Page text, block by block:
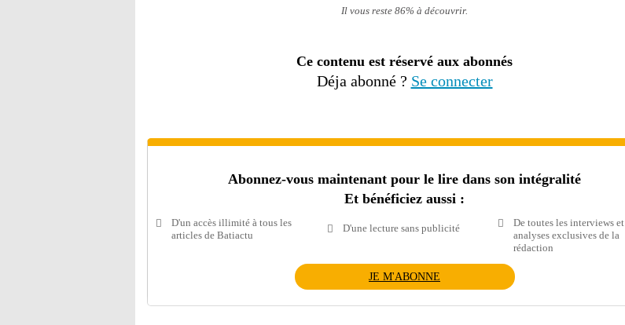
Il vous reste 86% à découvrir.
Ce contenu est réservé aux abonnés
Déja abonné ? Se connecter
Abonnez-vous maintenant pour le lire dans son intégralité
Et bénéficiez aussi :
D'un accès illimité à tous les
articles de Batiactu
D'une lecture sans publicité
De toutes les interviews et
analyses exclusives de la
rédaction
JE M'ABONNE